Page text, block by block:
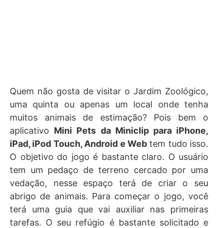
Quem não gosta de visitar o Jardim Zoológico,
uma quinta ou apenas um local onde tenha
muitos animais de estimação? Pois bem o
aplicativo Mini Pets da Miniclip para iPhone,
iPad, iPod Touch, Android e Webtem tudo isso.
O objetivo do jogo é bastante claro. O usuário
tem um pedaço de terreno cercado por uma
vedação, nesse espaço terá de criar o seu
abrigo de animais. Para começar o jogo, você
terá uma guia que vai auxiliar nas primeiras
tarefas. O seu refúgio é bastante solicitado e